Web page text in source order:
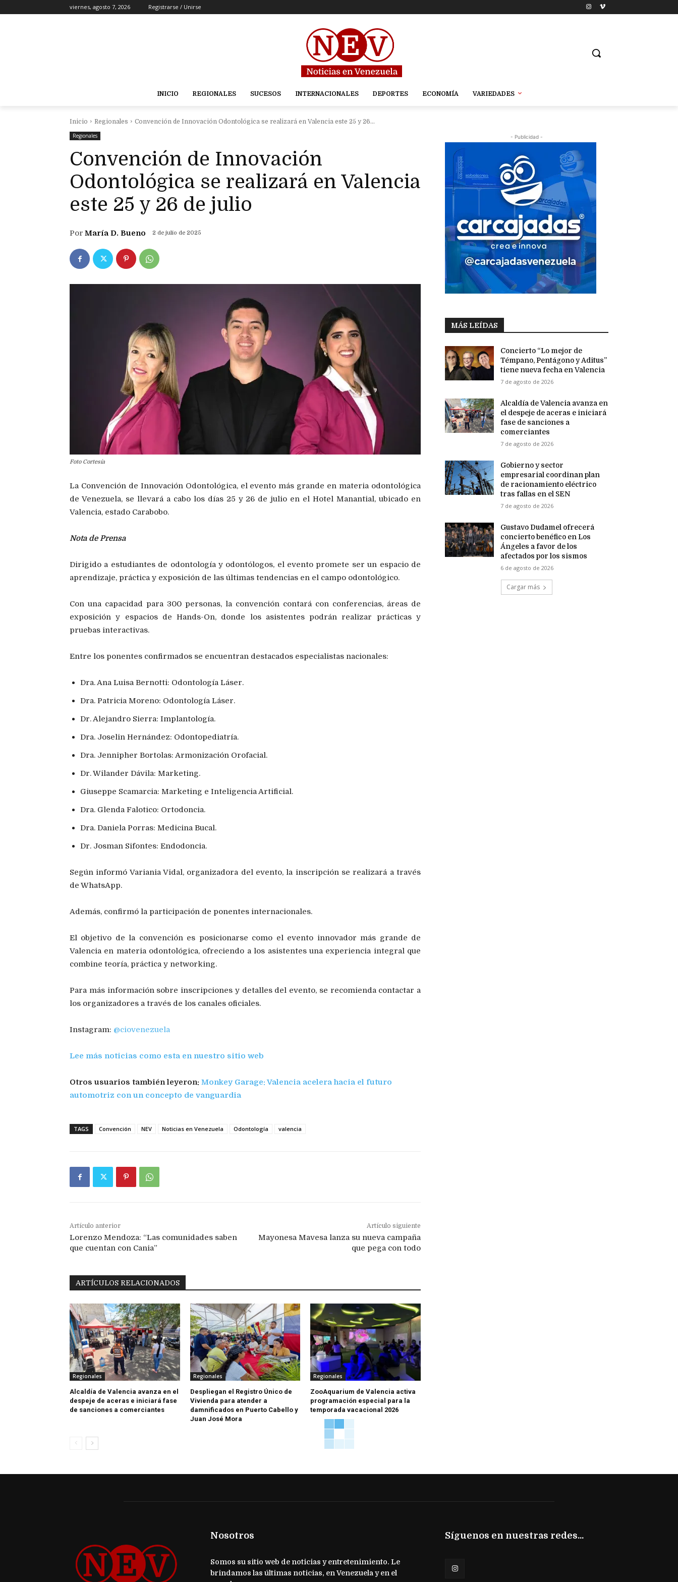
viernes, agosto 7, 2026 Registrarse / Unirse
INICIO REGIONALES SUCESOS INTERNACIONALES DEPORTES ECONOMÍA VARIEDADES
Inicio Regionales
Convención de Innovación Odontológica se realizará en Valencia este 25 y 26...
Regionales
Convención de Innovación
Odontológica se realizará en Valencia
este 25 y 26 de julio
Por María D. Bueno 2 de julio de 2025
Foto Cortesía
La Convención de Innovación Odontológica, el evento más grande en materia odontológica
de Venezuela, se llevará a cabo los días 25 y 26 de julio en el Hotel Manantial, ubicado en
Valencia, estado Carabobo.
Nota de Prensa
Dirigido a estudiantes de odontología y odontólogos, el evento promete ser un espacio de
aprendizaje, práctica y exposición de las últimas tendencias en el campo odontológico.
Con una capacidad para 300 personas, la convención contará con conferencias, áreas de
exposición y espacios de Hands-On, donde los asistentes podrán realizar prácticas y
pruebas interactivas.
Entre los ponentes confirmados se encuentran destacados especialistas nacionales:
Dra. Ana Luisa Bernotti: Odontología Láser.
Dra. Patricia Moreno: Odontología Láser.
Dr. Alejandro Sierra: Implantología.
Dra. Joselin Hernández: Odontopediatría.
Dra. Jennipher Bortolas: Armonización Orofacial.
Dr. Wilander Dávila: Marketing.
Giuseppe Scamarcia: Marketing e Inteligencia Artificial.
Dra. Glenda Falotico: Ortodoncia.
Dra. Daniela Porras: Medicina Bucal.
Dr. Josman Sifontes: Endodoncia.
Según informó Variania Vidal, organizadora del evento, la inscripción se realizará a través
de WhatsApp.
Además, confirmó la participación de ponentes internacionales.
El objetivo de la convención es posicionarse como el evento innovador más grande de
Valencia en materia odontológica, ofreciendo a los asistentes una experiencia integral que
combine teoría, práctica y networking.
Para más información sobre inscripciones y detalles del evento, se recomienda contactar a
los organizadores a través de los canales oficiales.
Instagram: @ciovenezuela
Lee más noticias como esta en nuestro sitio web
Otros usuarios también leyeron: Monkey Garage: Valencia acelera hacia el futuro
automotriz con un concepto de vanguardia
TAGS Convención NEV Noticias en Venezuela Odontología valencia
Artículo anterior
Lorenzo Mendoza: “Las comunidades saben
que cuentan con Cania”
Artículo siguiente
Mayonesa Mavesa lanza su nueva campaña
que pega con todo
ARTÍCULOS RELACIONADOS
Regionales
Alcaldía de Valencia avanza en el
despeje de aceras e iniciará fase
de sanciones a comerciantes
Regionales
Despliegan el Registro Único de
Vivienda para atender a
damnificados en Puerto Cabello y
Juan José Mora
Regionales
ZooAquarium de Valencia activa
programación especial para la
temporada vacacional 2026
- Publicidad -
MÁS LEÍDAS
Concierto “Lo mejor de
Témpano, Pentágono y Aditus”
tiene nueva fecha en Valencia
7 de agosto de 2026
Alcaldía de Valencia avanza en
el despeje de aceras e iniciará
fase de sanciones a
comerciantes
7 de agosto de 2026
Gobierno y sector
empresarial coordinan plan
de racionamiento eléctrico
tras fallas en el SEN
7 de agosto de 2026
Gustavo Dudamel ofrecerá
concierto benéfico en Los
Ángeles a favor de los
afectados por los sismos
6 de agosto de 2026
Cargar más
Nosotros
Somos su sitio web de noticias y entretenimiento. Le
brindamos las últimas noticias, en Venezuela y en el
Síguenos en nuestras redes...